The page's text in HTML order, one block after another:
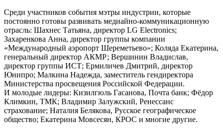
Среди участников события мэтры индустрии, которые
постоянно готовы развивать медиайно-коммуникационную
отрасль: Шахнес Татьяна, директор LG Electronics;
Захаренкова Анна, директор группы компании
«Международный аэропорт Шереметьево»; Коляда Екатерина,
генеральный директор АКМР; Вершинин Владислав,
директор группы ИСТ; Ермиличев Дмитрий, директор
Юнипро; Малкина Надежда, заместитель гендиректора
Министерства просвещения Российской Федерации.
И молодые лидеры: Кизилгюль Гасанова, Почта банк; Фёдор
Климкин, ТМК; Владимир Залужский, Ренессанс
страхование; Наталия Белякова, Русское географическое
общество; Екатерина Мовсесян, КРОС и многие другие.